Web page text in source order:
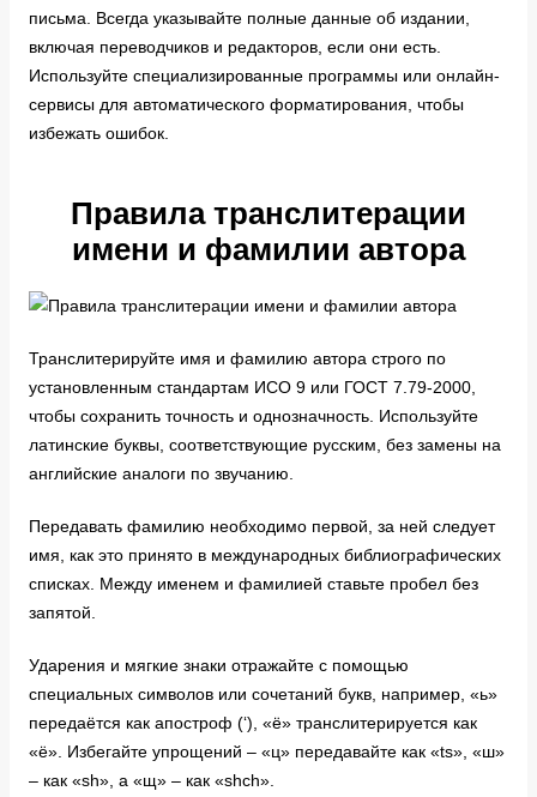
письма. Всегда указывайте полные данные об издании,
включая переводчиков и редакторов, если они есть.
Используйте специализированные программы или онлайн-
сервисы для автоматического форматирования, чтобы
избежать ошибок.
Правила транслитерации
имени и фамилии автора
Транслитерируйте имя и фамилию автора строго по
установленным стандартам ИСО 9 или ГОСТ 7.79-2000,
чтобы сохранить точность и однозначность. Используйте
латинские буквы, соответствующие русским, без замены на
английские аналоги по звучанию.
Передавать фамилию необходимо первой, за ней следует
имя, как это принято в международных библиографических
списках. Между именем и фамилией ставьте пробел без
запятой.
Ударения и мягкие знаки отражайте с помощью
специальных символов или сочетаний букв, например, «ь»
передаётся как апостроф (‘), «ё» транслитерируется как
«ë». Избегайте упрощений – «ц» передавайте как «ts», «ш»
– как «sh», а «щ» – как «shch».